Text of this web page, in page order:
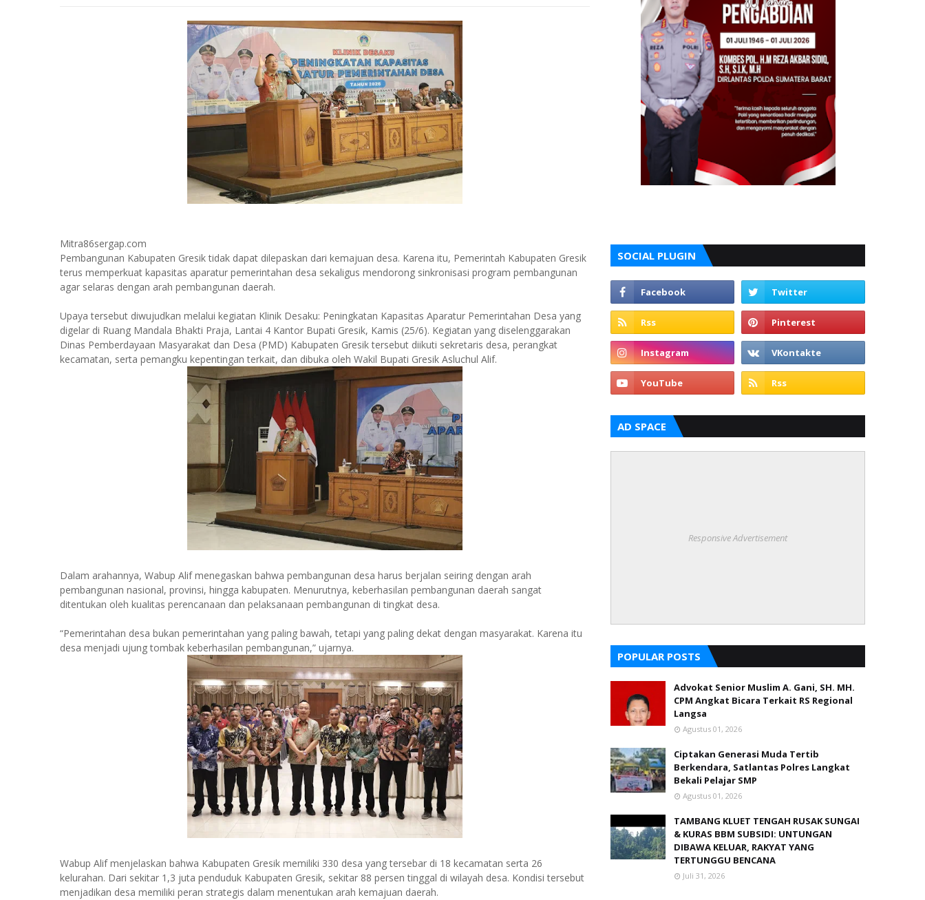
Mitra86sergap.com
Pembangunan Kabupaten Gresik tidak dapat dilepaskan dari kemajuan desa. Karena itu, Pemerintah Kabupaten Gresik
terus memperkuat kapasitas aparatur pemerintahan desa sekaligus mendorong sinkronisasi program pembangunan
agar selaras dengan arah pembangunan daerah.
Upaya tersebut diwujudkan melalui kegiatan Klinik Desaku: Peningkatan Kapasitas Aparatur Pemerintahan Desa yang
digelar di Ruang Mandala Bhakti Praja, Lantai 4 Kantor Bupati Gresik, Kamis (25/6). Kegiatan yang diselenggarakan
Dinas Pemberdayaan Masyarakat dan Desa (PMD) Kabupaten Gresik tersebut diikuti sekretaris desa, perangkat
kecamatan, serta pemangku kepentingan terkait, dan dibuka oleh Wakil Bupati Gresik Asluchul Alif.
Dalam arahannya, Wabup Alif menegaskan bahwa pembangunan desa harus berjalan seiring dengan arah
pembangunan nasional, provinsi, hingga kabupaten. Menurutnya, keberhasilan pembangunan daerah sangat
ditentukan oleh kualitas perencanaan dan pelaksanaan pembangunan di tingkat desa.
“Pemerintahan desa bukan pemerintahan yang paling bawah, tetapi yang paling dekat dengan masyarakat. Karena itu
desa menjadi ujung tombak keberhasilan pembangunan,” ujarnya.
Wabup Alif menjelaskan bahwa Kabupaten Gresik memiliki 330 desa yang tersebar di 18 kecamatan serta 26
kelurahan. Dari sekitar 1,3 juta penduduk Kabupaten Gresik, sekitar 88 persen tinggal di wilayah desa. Kondisi tersebut
menjadikan desa memiliki peran strategis dalam menentukan arah kemajuan daerah.
SOCIAL PLUGIN
AD SPACE
Responsive Advertisement
POPULAR POSTS
Advokat Senior Muslim A. Gani, SH. MH.
CPM Angkat Bicara Terkait RS Regional
Langsa
Agustus 01, 2026
Ciptakan Generasi Muda Tertib
Berkendara, Satlantas Polres Langkat
Bekali Pelajar SMP
Agustus 01, 2026
TAMBANG KLUET TENGAH RUSAK SUNGAI
& KURAS BBM SUBSIDI: UNTUNGAN
DIBAWA KELUAR, RAKYAT YANG
TERTUNGGU BENCANA
Juli 31, 2026